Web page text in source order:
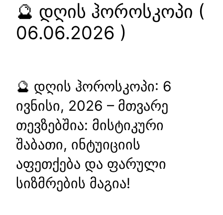
🔮 დღის ჰოროსკოპი (
06.06.2026 )
🔮 დღის ჰოროსკოპი: 6
ივნისი, 2026 – მთვარე
თევზებშია: მისტიკური
შაბათი, ინტუიციის
აფეთქება და ფარული
სიზმრების მაგია!